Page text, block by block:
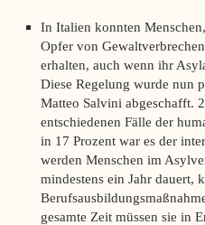
In Italien konnten
Opfer von
erhalten, auch wenn ihr
Diese Regelung wurde nun
Matteo Salvini abgeschafft.
entschiedenen Fälle der
in 17 Prozent war es der
werden Menschen im
mindestens ein Jahr dauert,
gesamte Zeit müssen sie in